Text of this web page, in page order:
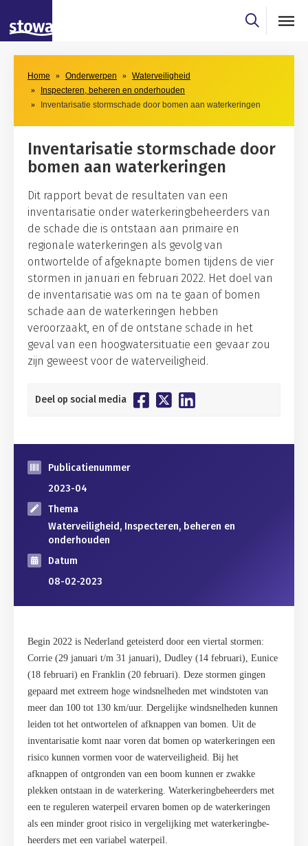
Skip to main content
Skip to main nav
Home Onderwerpen
Waterveiligheid
Inspecteren, beheren en onderhouden
Inventarisatie stormschade door bomen aan waterkeringen
Inventarisatie stormschade door
bomen aan waterkeringen
Dit rapport bevat de resultaten van een
inventarisatie onder waterkeringbeheerders van
de schade die is ontstaan aan primaire en
regionale waterkeringen als gevolg van
ontwortelde of afgeknapte bomen tijdens de vier
stormen in januari en februari 2022. Het doel van
de inventarisatie was om na te gaan of bomen
schade aan de waterkeringen hebben
veroorzaakt, en of de ontstane schade in het
geval van een hoogwatersituatie een gevaar zou
zijn geweest voor de waterveiligheid.
Deel op social media
Publicatienummer
2023-04
Thema
Waterveiligheid, Inspecteren, beheren en
onderhouden
Datum
08-02-2023
Begin 2022 is Nederland geteisterd door een viertal stormen:
Corrie (29 januari t/m 31 januari), Dudley (14 februari), Eunice
(18 februari) en Franklin (20 februari). Deze stormen gingen
gepaard met extreem hoge windsnelheden met windstoten van
meer dan 100 tot 130 km/uur. Dergelijke windsnelheden kunnen
leiden tot het ontwortelen of afknappen van bomen. Uit de
inventarisatie komt naar voren dat bomen op waterkeringen een
risico kunnen vormen voor de waterveiligheid. Bij het
afknappen of ontgronden van een boom kunnen er zwakke
plekken ontstaan in de waterkering. Waterkeringbeheerders met
een te reguleren waterpeil ervaren bomen op de waterkeringen
als een minder groot risico in vergelijking met waterkeringbe­
heerders met een variabel waterpeil.